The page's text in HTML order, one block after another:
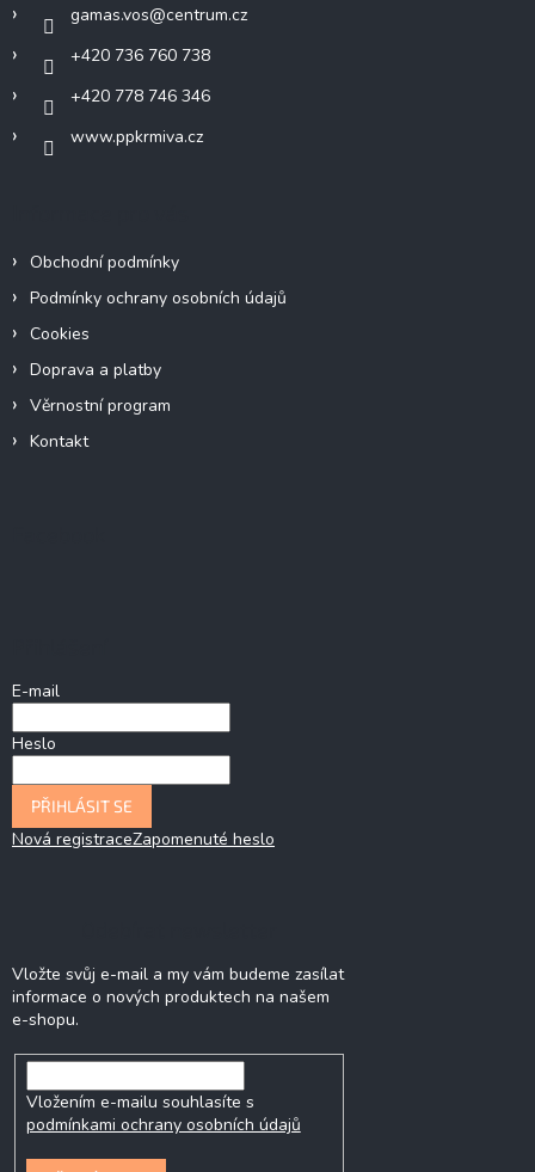
gamas.vos@centrum.cz
+420 736 760 738
+420 778 746 346
www.ppkrmiva.cz
Obchodní podmínky
Podmínky ochrany osobních údajů
Cookies
Doprava a platby
Věrnostní program
Kontakt
E-mail
Heslo
PŘIHLÁSIT SE
Nová registraceZapomenuté heslo
Vložte svůj e-mail a my vám budeme zasílat
informace o nových produktech na našem
e-shopu.
Vložením e-mailu souhlasíte s
podmínkami ochrany osobních údajů